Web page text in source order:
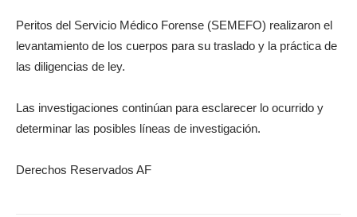
Peritos del Servicio Médico Forense (SEMEFO) realizaron el
levantamiento de los cuerpos para su traslado y la práctica de
las diligencias de ley.
Las investigaciones continúan para esclarecer lo ocurrido y
determinar las posibles líneas de investigación.
Derechos Reservados AF